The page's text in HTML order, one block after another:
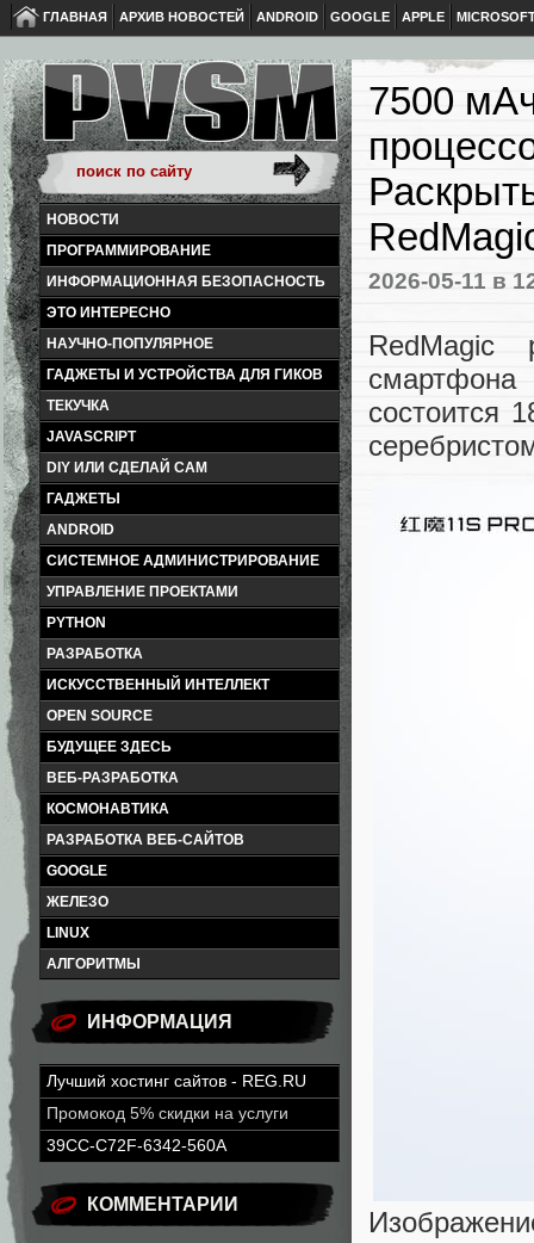
ГЛАВНАЯ АРХИВ НОВОСТЕЙ ANDROID GOOGLE APPLE
НОВОСТИ
ПРОГРАММИРОВАНИЕ
ИНФОРМАЦИОННАЯ БЕЗОПАСНОСТЬ
ЭТО ИНТЕРЕСНО
НАУЧНО-ПОПУЛЯРНОЕ
ГАДЖЕТЫ И УСТРОЙСТВА ДЛЯ ГИКОВ
ТЕКУЧКА
JAVASCRIPT
DIY ИЛИ СДЕЛАЙ САМ
ГАДЖЕТЫ
ANDROID
СИСТЕМНОЕ АДМИНИСТРИРОВАНИЕ
УПРАВЛЕНИЕ ПРОЕКТАМИ
PYTHON
РАЗРАБОТКА
ИСКУССТВЕННЫЙ ИНТЕЛЛЕКТ
OPEN SOURCE
БУДУЩЕЕ ЗДЕСЬ
ВЕБ-РАЗРАБОТКА
КОСМОНАВТИКА
РАЗРАБОТКА ВЕБ-САЙТОВ
GOOGLE
ЖЕЛЕЗО
LINUX
АЛГОРИТМЫ
ИНФОРМАЦИЯ
Лучший хостинг сайтов - REG.RU
Промокод 5% скидки на услуги
39CC-C72F-6342-560A
КОММЕНТАРИИ
7500
2026-05-11 в
RedMagic
состоится